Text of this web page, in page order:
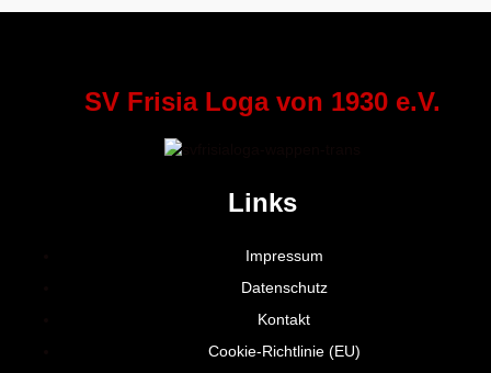
SV Frisia Loga von 1930 e.V.
Links
Impressum
Datenschutz
Kontakt
Cookie-Richtlinie (EU)